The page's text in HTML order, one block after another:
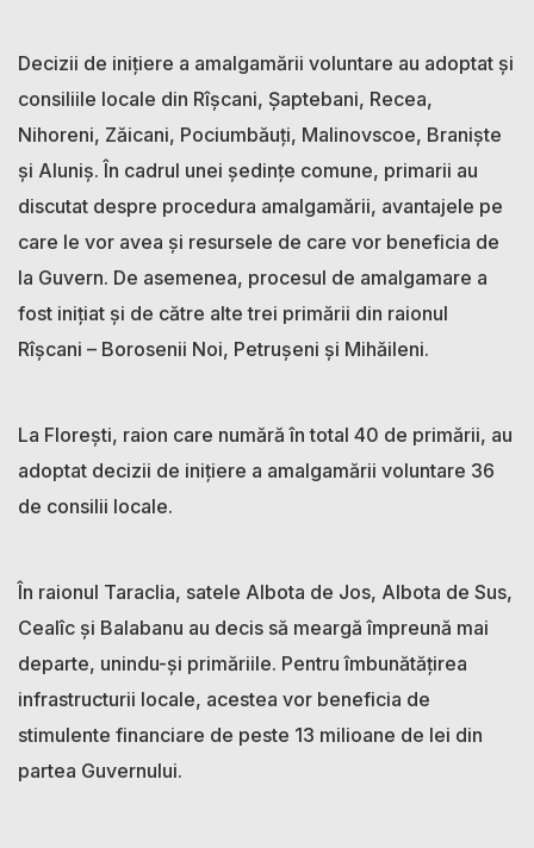
Decizii de inițiere a amalgamării voluntare au adoptat și
consiliile locale din Rîșcani, Șaptebani, Recea,
Nihoreni, Zăicani, Pociumbăuți, Malinovscoe, Braniște
și Aluniș. În cadrul unei ședințe comune, primarii au
discutat despre procedura amalgamării, avantajele pe
care le vor avea și resursele de care vor beneficia de
la Guvern. De asemenea, procesul de amalgamare a
fost inițiat și de către alte trei primării din raionul
Rîșcani – Borosenii Noi, Petrușeni și Mihăileni.
La Florești, raion care numără în total 40 de primării, au
adoptat decizii de inițiere a amalgamării voluntare 36
de consilii locale.
În raionul Taraclia, satele Albota de Jos, Albota de Sus,
Cealîc și Balabanu au decis să meargă împreună mai
departe, unindu-și primăriile. Pentru îmbunătățirea
infrastructurii locale, acestea vor beneficia de
stimulente financiare de peste 13 milioane de lei din
partea Guvernului.